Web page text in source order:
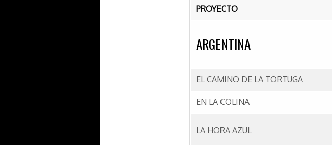
PROYECTO
ARGENTINA
EL CAMINO DE LA TORTUGA
EN LA COLINA
LA HORA AZUL